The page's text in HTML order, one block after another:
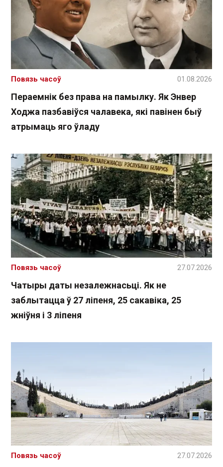
Пераемнік без права на памылку. Як Энвер
Ходжа пазбавіўся чалавека, які павінен быў
атрымаць яго ўладу
Повязь часоў 01.08.2026
Чатыры даты незалежнасьці. Як не
заблытацца ў 27 ліпеня, 25 сакавіка, 25
жніўня і 3 ліпеня
Повязь часоў 27.07.2026
Повязь часоў 27.07.2026